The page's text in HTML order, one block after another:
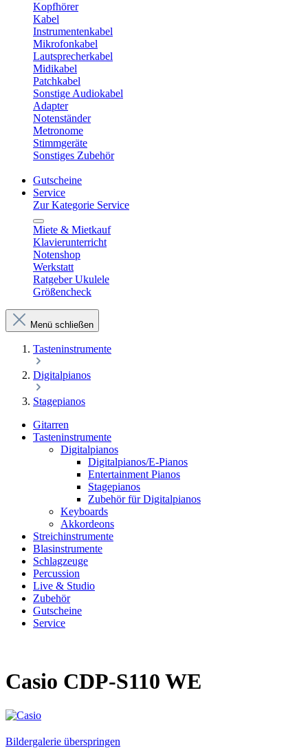
Kopfhörer
Kabel
Instrumentenkabel
Mikrofonkabel
Lautsprecherkabel
Midikabel
Patchkabel
Sonstige Audiokabel
Adapter
Notenständer
Metronome
Stimmgeräte
Sonstiges Zubehör
Gutscheine
Service
Zur Kategorie Service
Miete & Mietkauf
Klavierunterricht
Notenshop
Werkstatt
Ratgeber Ukulele
Größencheck
Menü schließen
Tasteninstrumente
Digitalpianos
Stagepianos
Gitarren
Tasteninstrumente
Digitalpianos
Digitalpianos/E-Pianos
Entertainment Pianos
Stagepianos
Zubehör für Digitalpianos
Keyboards
Akkordeons
Streichinstrumente
Blasinstrumente
Schlagzeuge
Percussion
Live & Studio
Zubehör
Gutscheine
Service
Casio CDP-S110 WE
Bildergalerie überspringen